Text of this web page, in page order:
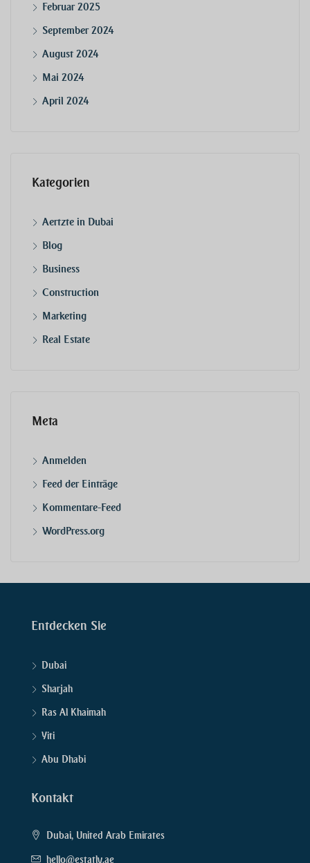
Februar 2025
September 2024
August 2024
Mai 2024
April 2024
Kategorien
Aertzte in Dubai
Blog
Business
Construction
Marketing
Real Estate
Meta
Anmelden
Feed der Einträge
Kommentare-Feed
WordPress.org
Entdecken Sie
Dubai
Sharjah
Ras Al Khaimah
Yiti
Abu Dhabi
Kontakt
Dubai, United Arab Emirates
hello@estatly.ae